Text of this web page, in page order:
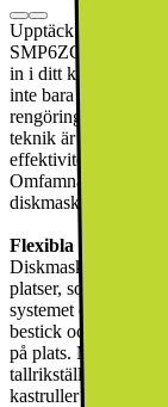
Upptäck den
SMP6ZCC71S
in i ditt kök. Denna
inte bara estetiken i
teknik är denna
effektivitet, vilket
Omfamna
diskmaskin och
Flexibla
Diskmaskinen
platser, som
systemet och
bestick och redskap,
på plats. Med
tallrikställ kan du
kastruller och